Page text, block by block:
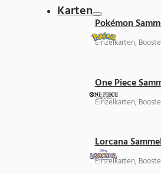
Karten
Pokémon
Einzelkarten,
One Piece
Einzelkarten,
Lorcana
Einzelkarten,